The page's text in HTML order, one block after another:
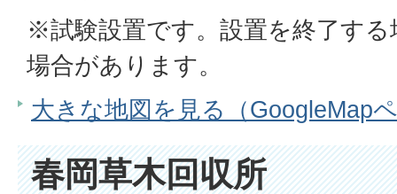
※試験設置です。設置を終了す
場合があります。
大きな地図を見る（GoogleMap
春岡草木回収所